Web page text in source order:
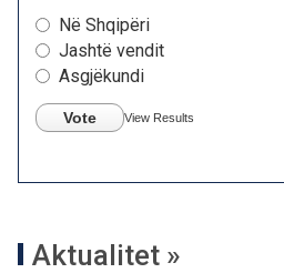
Në Shqipëri
Jashtë vendit
Asgjëkundi
Vote View Results
Aktualitet »